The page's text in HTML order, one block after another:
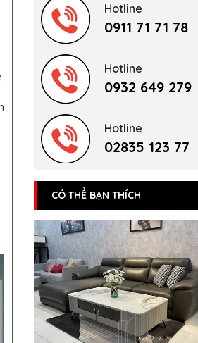
Hotline
0911 71 71 78
Hotline
0932 649 279
Hotline
02835 123 77
CÓ THỂ BẠN THÍCH